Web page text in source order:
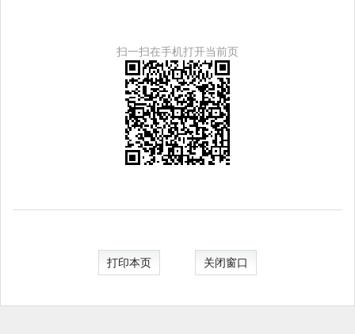
扫一扫在手机打开当前页
打印本页 关闭窗口